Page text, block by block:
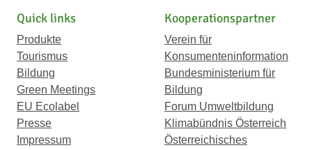
Quick links
Produkte
Tourismus
Bildung
Green Meetings
EU Ecolabel
Presse
Impressum
Kooperationspartner
Verein für
Konsumenteninformation
Bundesministerium für
Bildung
Forum Umweltbildung
Klimabündnis Österreich
Österreichisches